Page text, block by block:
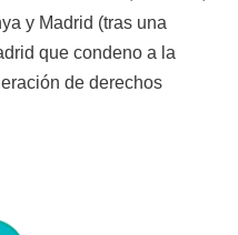
y Madrid (tras una
que condeno a la
de derechos